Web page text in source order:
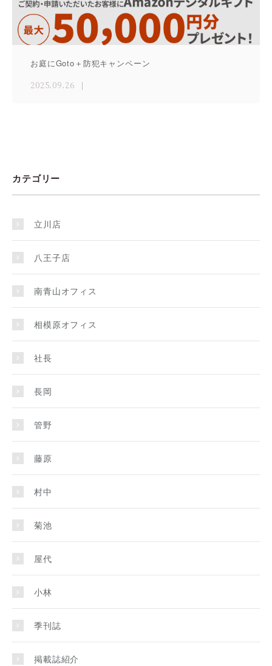
お庭にGoto＋防犯キャンペーン
2025.09.26
カテゴリー
立川店
八王子店
南青山オフィス
相模原オフィス
社長
長岡
管野
藤原
村中
菊池
屋代
小林
季刊誌
掲載誌紹介